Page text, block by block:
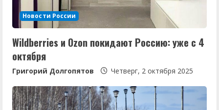
Новости России
Wildberries и Ozon покидают Россию: уже с 4
октября
Григорий Долгопятов Четверг, 2 октября 2025